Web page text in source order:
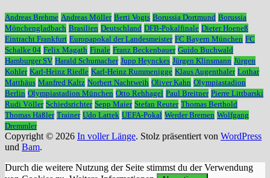
Andreas Brehme Andreas Möller Berti Vogts Borussia Dortmund Borussia
Mönchengladbach Brasilien Deutschland DFB-Pokalfinale Dieter Hoeneß
Eintracht Frankfurt Europapokal der Landesmeister FC Bayern München FC
Schalke 04 Felix Magath Finale Franz Beckenbauer Guido Buchwald
Hamburger SV Harald Schumacher Jupp Heynckes Jürgen Klinsmann Jürgen
Kohler Karl-Heinz Riedle Karl-Heinz Rummenigge Klaus Augenthaler Lothar
Matthäus Manfred Kaltz Norbert Nachtweih Oliver Kahn Olympiastadion
Berlin Olympiastadion München Otto Rehhagel Paul Breitner Pierre Littbarski
Rudi Völler Schiedsrichter Sepp Maier Stefan Reuter Thomas Berthold
Thomas Häßler Trainer Udo Lattek UEFA-Pokal Werder Bremen Wolfgang
Dremmler
Copyright © 2026 In voller Länge. Stolz präsentiert von WordPress
und Bam.
Durch die weitere Nutzung der Seite stimmst du der Verwendung